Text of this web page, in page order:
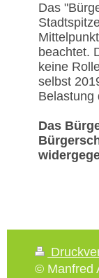
Das
beachtet.
keine
selbst
Das
© Manfred